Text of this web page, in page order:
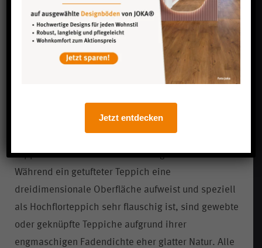
Einrichten ist es daher ratsam, sich über die
verschiedenen Herstellungsarten
undMaterialien
eines Teppichs eingehend zu informieren. Ob
weich, strukturiert oder erhaben – ein Teppich der
neuen Generation möchte nicht nur gesehen,
sondern auch aktiv gespürt werden. Abgestimmt
auf den jeweiligen Einsatzbereich, bringt das
Teppichmaterialien diverse Vorzüge mit sich.
Während ein getufteter Teppich eine
dreidimensionale Oberfläche aufweist und speziell
als Hochflorteppich sehr flauschig ist, sind gewebte
oder geknüpfte Teppiche aufgrund ihrer
engmaschigen Fadendichte eher glatter Natur. Alle
Jetzt entdecken